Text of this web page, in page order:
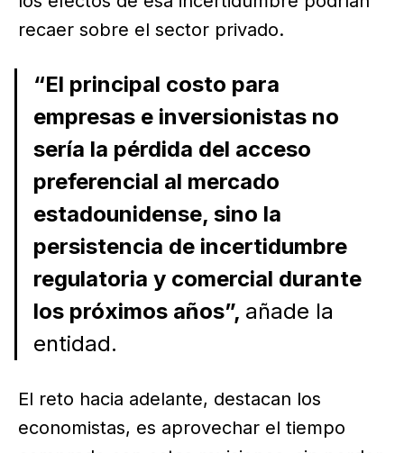
recaer sobre el sector privado.
“El principal costo para
empresas e inversionistas no
sería la pérdida del acceso
preferencial al mercado
estadounidense, sino la
persistencia de incertidumbre
regulatoria y comercial durante
los próximos años”, añade la
entidad.
El reto hacia adelante, destacan los
economistas, es aprovechar el tiempo